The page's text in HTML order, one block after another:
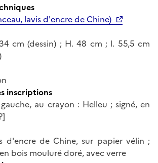
lavis d'encre de Chine)
cm (dessin) ; H. 48 cm ; l. 55,5 cm
inscriptions
au crayon : Helleu ; signé, en
d'encre de Chine, sur papier vélin ;
bois mouluré doré, avec verre